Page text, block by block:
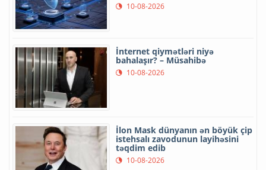
10-08-2026
İnternet qiymətləri niyə
bahalaşır? – Müsahibə
10-08-2026
İlon Mask dünyanın ən böyük çip
istehsalı zavodunun layihəsini
təqdim edib
10-08-2026